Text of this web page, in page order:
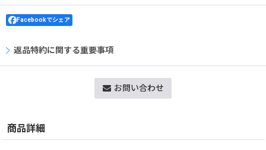
Facebookでシェア
返品特約に関する重要事項
お問い合わせ
商品詳細